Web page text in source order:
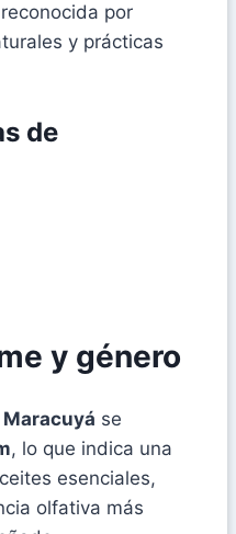
por
y prácticas
de
y género
se
, lo que indica una
esenciales,
olfativa más